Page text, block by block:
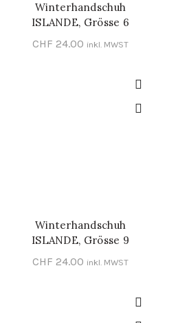
IN DEN WARENKORB
Winterhandschuh
ISLANDE, Grösse 6
CHF 24.00 inkl. MWST
IN DEN WARENKORB
Winterhandschuh
ISLANDE, Grösse 9
CHF 24.00 inkl. MWST